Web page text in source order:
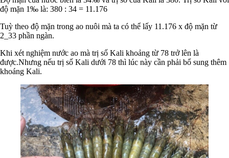
độ mặn 1‰ là: 380 : 34 = 11.176
Tuỳ theo độ mặn trong ao nuôi mà ta có thể lấy 11.176 x độ mặn từ
2_33 phần ngàn.
Khi xét nghiệm nước ao mà trị số Kali khoảng từ 78 trở lên là
được.Nhưng nếu trị số Kali dưới 78 thì lúc này cần phải bổ sung thêm
khoáng Kali.